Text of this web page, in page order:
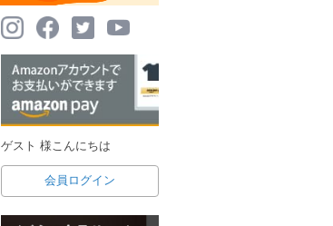
ゲスト 様こんにちは
会員ログイン